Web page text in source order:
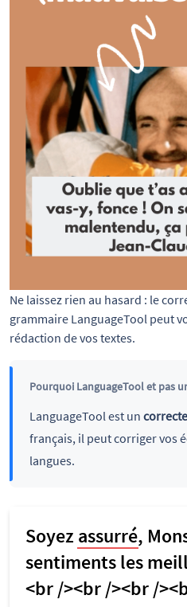
Ne laissez rien au hasard : le
grammaire LanguageTool peut
rédaction de vos textes.
Pourquoi LanguageTool et pas
LanguageTool est un
français, il peut corriger vos
langues.